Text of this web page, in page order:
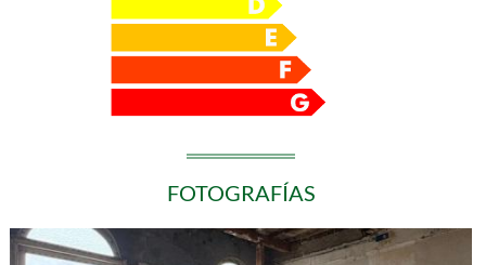
FOTOGRAFÍAS